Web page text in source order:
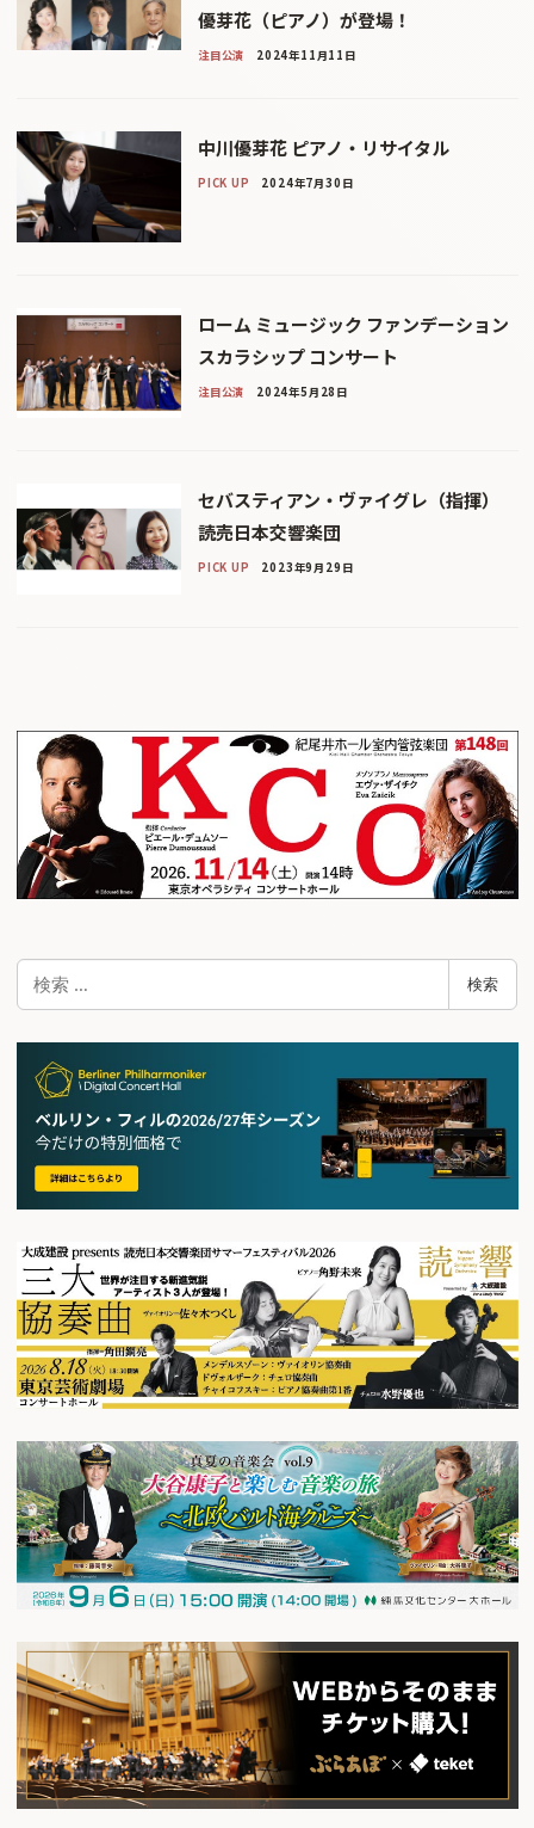
優芽花（ピアノ）が登場！
注目公演 2024年11月11日
中川優芽花 ピアノ・リサイタル
PICK UP 2024年7月30日
ローム ミュージック ファンデーション
スカラシップ コンサート
注目公演 2024年5月28日
セバスティアン・ヴァイグレ（指揮）
読売日本交響楽団
PICK UP 2023年9月29日
検索